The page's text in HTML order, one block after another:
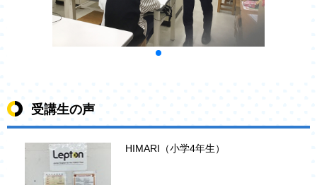
受講生の声
HIMARI（小学4年生）